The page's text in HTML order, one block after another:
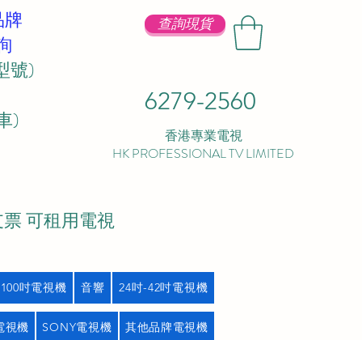
查詢現貨
6279-2560
香港專業電視
HK PROFESSIONAL TV LIMITED
號)
)
可租用電視
吋電視機 音響 24吋-42吋電視機
視機 SONY電視機 其他品牌電視機